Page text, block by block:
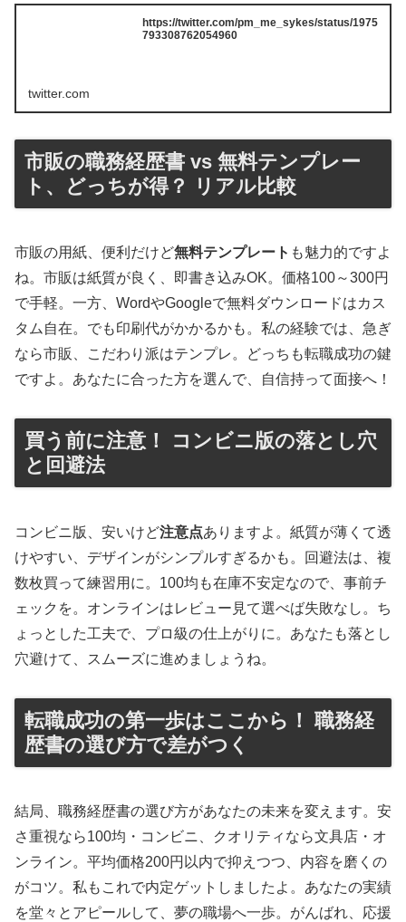
https://twitter.com/pm_me_sykes/status/1975
793308762054960
twitter.com
市販の職務経歴書 vs 無料テンプレー
ト、どっちが得？ リアル比較
市販の用紙、便利だけど無料テンプレート も魅力的ですよ
ね。市販は紙質が良く、即書き込みOK。価格100～300円
で手軽。一方、WordやGoogleで無料ダウンロードはカス
タム自在。でも印刷代がかかるかも。私の経験では、急ぎ
なら市販、こだわり派はテンプレ。どっちも転職成功の鍵
ですよ。あなたに合った方を選んで、自信持って面接へ！
買う前に注意！ コンビニ版の落とし穴
と回避法
コンビニ版、安いけど注意点ありますよ。紙質が薄くて透
けやすい、デザインがシンプルすぎるかも。回避法は、複
数枚買って練習用に。100均も在庫不安定なので、事前チ
ェックを。オンラインはレビュー見て選べば失敗なし。ち
ょっとした工夫で、プロ級の仕上がりに。あなたも落とし
穴避けて、スムーズに進めましょうね。
転職成功の第一歩はここから！ 職務経
歴書の選び方で差がつく
結局、職務経歴書の選び方があなたの未来を変えます。安
さ重視なら100均・コンビニ、クオリティなら文具店・オ
ンライン。平均価格200円以内で抑えつつ、内容を磨くの
がコツ。私もこれで内定ゲットしましたよ。あなたの実績
を堂々とアピールして、夢の職場へ一歩。がんばれ、応援